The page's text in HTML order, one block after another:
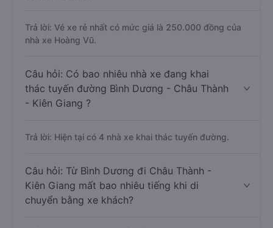
Trả lời: Vé xe rẻ nhất có mức giá là 250.000 đồng của
nhà xe Hoàng Vũ.
Câu hỏi: Có bao nhiêu nhà xe đang khai
thác tuyến đường Bình Dương - Châu Thành
- Kiên Giang ?
Trả lời: Hiện tại có 4 nhà xe khai thác tuyến đường.
Câu hỏi: Từ Bình Dương đi Châu Thành -
Kiên Giang mất bao nhiêu tiếng khi di
chuyển bằng xe khách?